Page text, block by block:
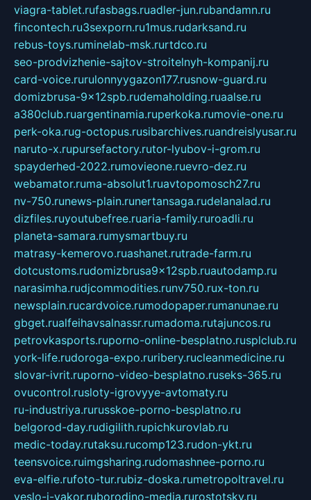
viagra-tablet.rufasbags.ruadler-jun.rubandamn.ru
fincontech.ru3sexporn.ru1mus.rudarksand.ru
rebus-toys.ruminelab-msk.rurtdco.ru
seo-prodvizhenie-sajtov-stroitelnyh-kompanij.ru
card-voice.rurulonnyygazon177.rusnow-guard.ru
domizbrusa-9x12spb.rudemaholding.ruaalse.ru
a380club.ruargentinamia.ruperkoka.rumovie-one.ru
perk-oka.rug-octopus.rusibarchives.ruandreislyusar.ru
naruto-x.rupursefactory.rutor-lyubov-i-grom.ru
spayderhed-2022.rumovieone.ruevro-dez.ru
webamator.ruma-absolut1.ruavtopomosch27.ru
nv-750.runews-plain.runertansaga.rudelanalad.ru
dizfiles.ruyoutubefree.ruaria-family.ruroadli.ru
planeta-samara.rumysmartbuy.ru
matrasy-kemerovo.ruashanet.rutrade-farm.ru
dotcustoms.rudomizbrusa9x12spb.ruautodamp.ru
narasimha.rudjcommodities.runv750.rux-ton.ru
newsplain.rucardvoice.rumodopaper.rumanunae.ru
gbget.rualfeihavsalnassr.rumadoma.rutajuncos.ru
petrovkasports.ruporno-online-besplatno.rusplclub.ru
york-life.rudoroga-expo.ruribery.rucleanmedicine.ru
slovar-ivrit.ruporno-video-besplatno.ruseks-365.ru
ovucontrol.rusloty-igrovyye-avtomaty.ru
ru-industriya.rurusskoe-porno-besplatno.ru
belgorod-day.rudigilith.rupichkurovlab.ru
medic-today.rutaksu.rucomp123.rudon-ykt.ru
teensvoice.ruimgsharing.rudomashnee-porno.ru
eva-elfie.rufoto-tur.rubiz-doska.rumetropoltravel.ru
veslo-i-yakor.ruborodino-media.rurostotsky.ru